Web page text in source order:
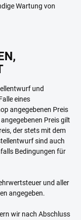
Wartung von
und
eines
angegebenen Preis
Preis gilt
der stets mit dem
sind auch
Bedingungen für
und aller
angegeben.
wir nach Abschluss